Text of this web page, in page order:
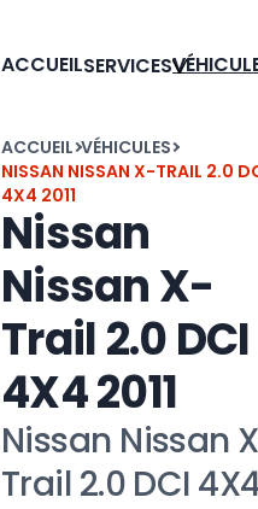
ACCUEILSERVICES
ACCUEIL VÉHICULES
NISSAN NISSAN X-TRAIL 2.0
4X4 2011
Nissan
Nissan X-
Trail 2.0 DCI
4X4 2011
Nissan Nissan
Trail 2.0 DCI